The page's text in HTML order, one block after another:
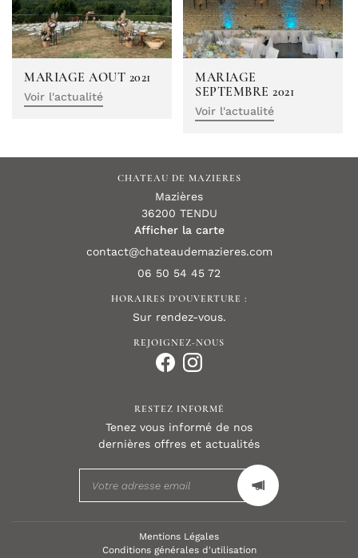
Photos
Actualités
Livre d’or
LANGUE
Translate
MARIAGE AOUT 2021
Voir l'actualité
MARIAGE
SEPTEMBRE 2021
Voir l'actualité
CHATEAU DE MAZIERES
Mazières
36200 TENDU
Afficher la carte
06 50 54 45 72
HORAIRES D'OUVERTURE :
Sur rendez-vous.
REJOIGNEZ-NOUS
RESTEZ INFORMÉ
Tenez vous informé de nos
dernières offres et actualités
Mentions Légales
Conditions générales d'utilisation